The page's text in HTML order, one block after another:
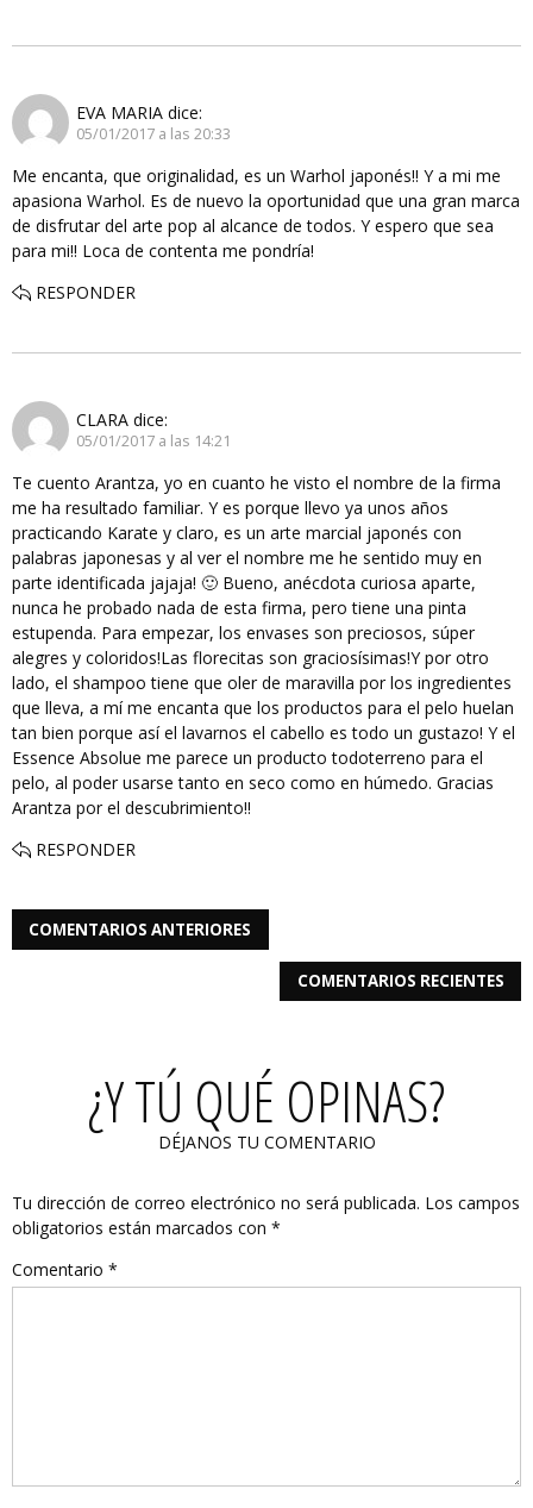
EVA MARIA dice:
05/01/2017 a las 20:33
Me encanta, que originalidad, es un Warhol japonés!! Y a mi me
apasiona Warhol. Es de nuevo la oportunidad que una gran marca
de disfrutar del arte pop al alcance de todos. Y espero que sea
para mi!! Loca de contenta me pondría!
RESPONDER
CLARA dice:
05/01/2017 a las 14:21
Te cuento Arantza, yo en cuanto he visto el nombre de la firma
me ha resultado familiar. Y es porque llevo ya unos años
practicando Karate y claro, es un arte marcial japonés con
palabras japonesas y al ver el nombre me he sentido muy en
parte identificada jajaja! 🙂 Bueno, anécdota curiosa aparte,
nunca he probado nada de esta firma, pero tiene una pinta
estupenda. Para empezar, los envases son preciosos, súper
alegres y coloridos!Las florecitas son graciosísimas!Y por otro
lado, el shampoo tiene que oler de maravilla por los ingredientes
que lleva, a mí me encanta que los productos para el pelo huelan
tan bien porque así el lavarnos el cabello es todo un gustazo! Y el
Essence Absolue me parece un producto todoterreno para el
pelo, al poder usarse tanto en seco como en húmedo. Gracias
Arantza por el descubrimiento!!
RESPONDER
COMENTARIOS ANTERIORES
COMENTARIOS RECIENTES
¿Y TÚ QUÉ OPINAS?
DÉJANOS TU COMENTARIO
Tu dirección de correo electrónico no será publicada. Los campos
obligatorios están marcados con *
Comentario *